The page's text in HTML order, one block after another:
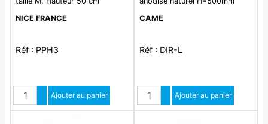
NICE FRANCE
Réf : PPH3
QuantitéAugmenter quantité
Diminuer quantité
Ajouter au panier
CAME
Réf : DIR-L
QuantitéAugmenter quantité
Diminuer quantité
Ajouter au panier